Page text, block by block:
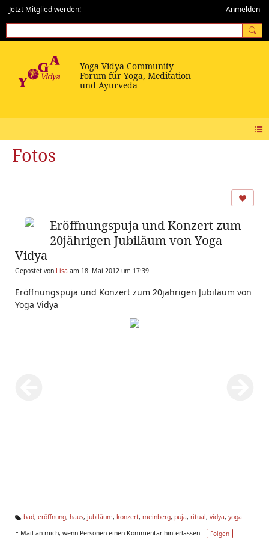
Jetzt Mitglied werden! Anmelden
Fotos
Eröffnungspuja und Konzert zum
20jährigen Jubiläum von Yoga
Vidya
Gepostet von Lisa am 18. Mai 2012 um 17:39
Eröffnungspuja und Konzert zum 20jährigen Jubiläum von
Yoga Vidya
g
bad, eröffnung, haus, jubiläum, konzert, meinberg, puja, ritual, vidya, yoga
E-Mail an mich, wenn Personen einen Kommentar hinterlassen –
Folgen